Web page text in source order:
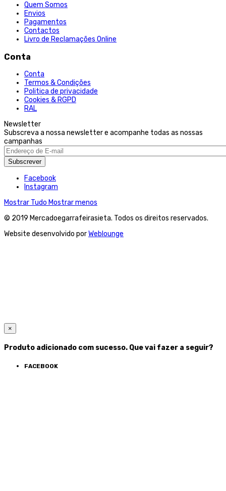
Quem Somos
Envios
Pagamentos
Contactos
Livro de Reclamações Online
Conta
Conta
Termos & Condições
Politica de privacidade
Cookies & RGPD
RAL
Newsletter
Subscreva a nossa newsletter e acompanhe todas as nossas
campanhas
Subscrever
Facebook
Instagram
Mostrar Tudo Mostrar menos
© 2019 Mercadoegarrafeirasieta. Todos os direitos reservados.
Website desenvolvido porWeblounge
×
Produto adicionado com sucesso. Que vai fazer a seguir?
FACEBOOK